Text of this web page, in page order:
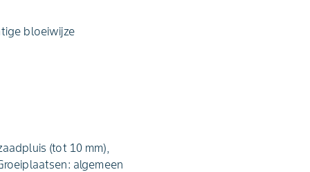
bloeiwijze
(tot 10 mm),
algemeen